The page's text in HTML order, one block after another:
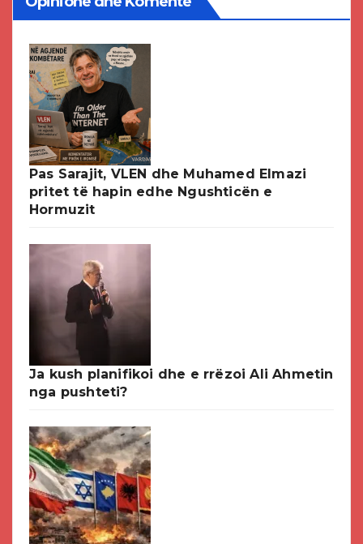
Pas Sarajit, VLEN dhe Muhamed Elmazi
pritet të hapin edhe Ngushticën e
Hormuzit
Ja kush planifikoi dhe e rrëzoi Ali Ahmetin
nga pushteti?